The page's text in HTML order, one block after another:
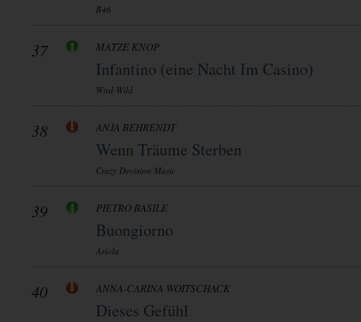
B46
37 MATZE KNOP
Infantino (eine Nacht Im Casino)
Wird Wild
38 ANJA BEHRENDT
Wenn Träume Sterben
Crazy Devision Music
39 PIETRO BASILE
Buongiorno
Ariola
40 ANNA-CARINA WOITSCHACK
Dieses Gefühl